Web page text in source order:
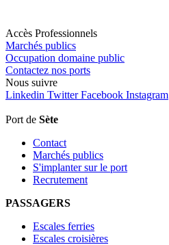
Accès Professionnels
Marchés publics
Occupation domaine public
Contactez nos ports
Nous suivre
Linkedin Twitter Facebook Instagram
Port de Sète
Contact
Marchés publics
S'implanter sur le port
Recrutement
PASSAGERS
Escales ferries
Escales croisières